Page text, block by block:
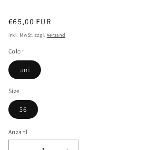
Normaler
Preis
€65,00 EUR
inkl. MwSt. zzgl. Versand
Color
uni
Size
56
Anzahl